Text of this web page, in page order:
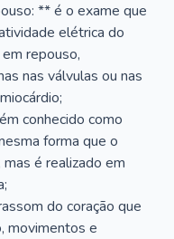
** é o exame que
elétrica do
repouso,
nas válvulas ou nas
conhecido como
forma que o
é realizado em
do coração que
movimentos e